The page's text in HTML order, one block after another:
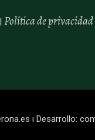
Política de privacidad
ı Desarrollo: